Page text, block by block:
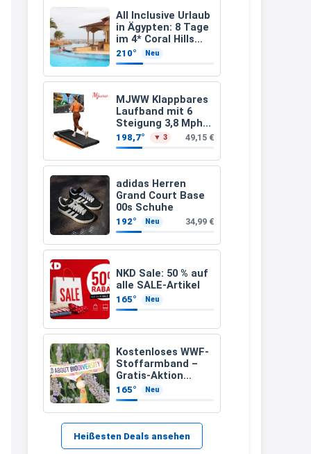
Apfelfaser)
All Inclusive Urlaub
in Ägypten: 8 Tage
im 4* Coral Hills
Resort Marsa Alam
inkl. Flüge ab 299 €
p.P.
210° Neu
MJWW Klappbares
Laufband mit 6
Steigung 3,8 Mph/6
Km/h Walking
198,7° ▼ 3 49,15 €
adidas Herren
Grand Court Base
00s Schuhe
192° Neu 34,99 €
NKD Sale: 50 % auf
alle SALE-Artikel
165° Neu
Kostenloses WWF-
Stoffarmband –
Gratis-Aktion
inklusive Versand
165° Neu
Heißesten Deals ansehen
müsste schon stornieren und
nochmal bestellen, da man
Rabattcodes oder auch
Geschenkgutscheine im
Warenkorb oder an der Kasse
VOR dem Kauf einlösen kann.
17:06
↩
Och siche den Gutschein
fürmeggelebaguetts
Kerstin
Meggle bagett Gutschein code
21:37
↩
Kerstin
Bei EDEKA
↩